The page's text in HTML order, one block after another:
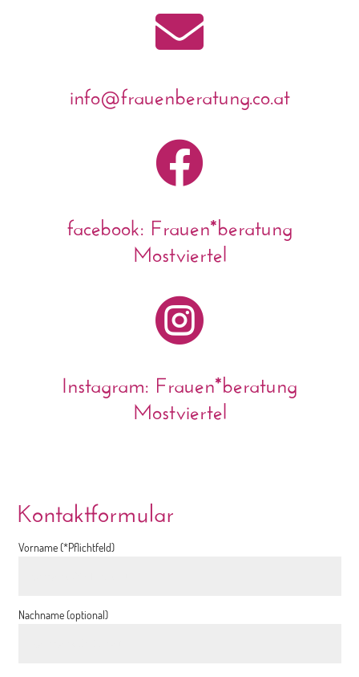

info@frauenberatung.co.at

facebook: Frauen*beratung
Mostviertel

Instagram: Frauen*beratung
Mostviertel
Kontaktformular
Vorname (*Pflichtfeld)
Nachname (optional)